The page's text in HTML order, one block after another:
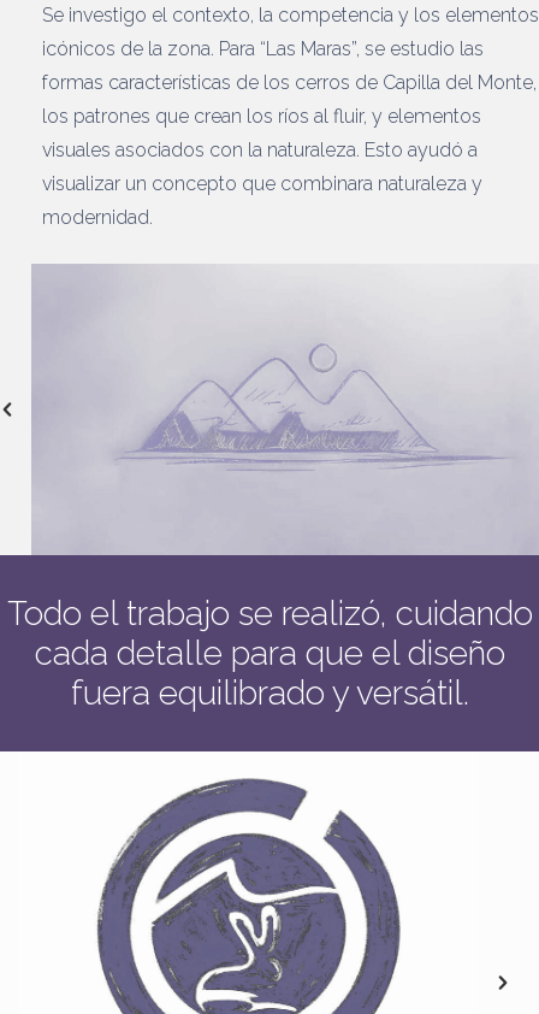
Se investigo el contexto, la competencia y los elementos
icónicos de la zona. Para “Las Maras”, se estudio las
formas características de los cerros de Capilla del Monte,
los patrones que crean los ríos al fluir, y elementos
visuales asociados con la naturaleza. Esto ayudó a
visualizar un concepto que combinara naturaleza y
modernidad.
Todo el trabajo se realizó, cuidando
cada detalle para que el diseño
fuera equilibrado y versátil.